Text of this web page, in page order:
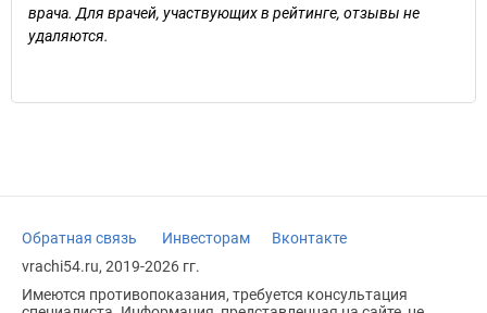
врача. Для врачей, участвующих в рейтинге, отзывы не
удаляются.
Обратная связь Инвесторам
Вконтакте
vrachi54.ru, 2019-2026 гг.
Имеются противопоказания, требуется консультация